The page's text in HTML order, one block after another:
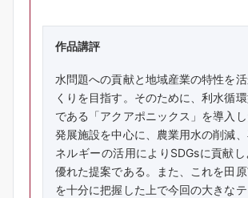
作品講評
水問題への貢献と地域産業の特性を
くりを目指す。そのために、利水循
である「アクアポニックス」を導入
発展施設を中心に、農業用水の削減
ネルギーの活用によりSDGsに貢献
優れた提案である。また、これを田
を十分に把握した上で今回の大きな